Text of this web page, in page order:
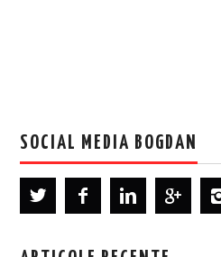
SOCIAL MEDIA BOGDAN